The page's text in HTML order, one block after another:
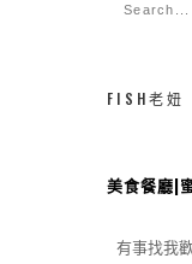
FISH老妞
美食餐廳|
有事找我